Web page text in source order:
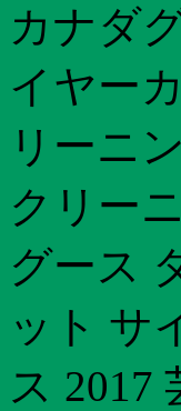
カナダ
イヤー
リーニ
クリー
グース
ット サ
ス 2017